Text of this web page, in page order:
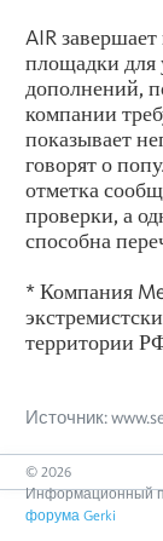
AIR
площадки для
дополнений,
компании
показывает
говорят о
отметка
проверки, а
способна
* Компания
территории
Источник:
© 2026
Информационный
форума Gerki